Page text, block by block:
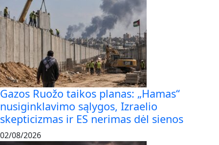
Gazos Ruožo taikos planas: „Hamas“
nusiginklavimo sąlygos, Izraelio
skepticizmas ir ES nerimas dėl sienos
02/08/2026